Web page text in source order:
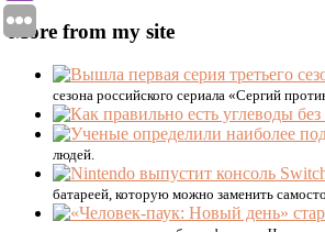
More from my site
сезона российского сериала «Сергий
людей.
батареей, которую можно заменить